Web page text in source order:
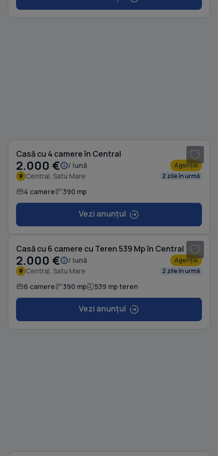
Casă cu 4 camere în Central
2.000 € / lună Agenție
Central, Satu Mare 2 zile în urmă
4 camere 390 mp
Vezi anunțul
Casă cu 6 camere cu Teren 539 Mp în Central
2.000 € / lună Agenție
Central, Satu Mare 2 zile în urmă
6 camere 390 mp 539 mp teren
Vezi anunțul